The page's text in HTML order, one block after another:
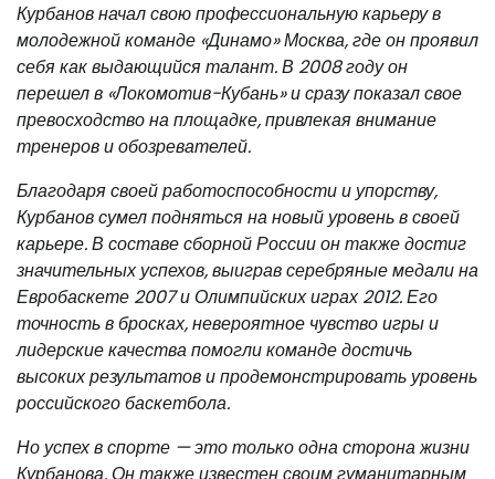
Курбанов начал свою профессиональную карьеру в
молодежной команде «Динамо» Москва, где он проявил
себя как выдающийся талант. В 2008 году он
перешел в «Локомотив-Кубань» и сразу показал свое
превосходство на площадке, привлекая внимание
тренеров и обозревателей.
Благодаря своей работоспособности и упорству,
Курбанов сумел подняться на новый уровень в своей
карьере. В составе сборной России он также достиг
значительных успехов, выиграв серебряные медали на
Евробаскете 2007 и Олимпийских играх 2012. Его
точность в бросках, невероятное чувство игры и
лидерские качества помогли команде достичь
высоких результатов и продемонстрировать уровень
российского баскетбола.
Но успех в спорте — это только одна сторона жизни